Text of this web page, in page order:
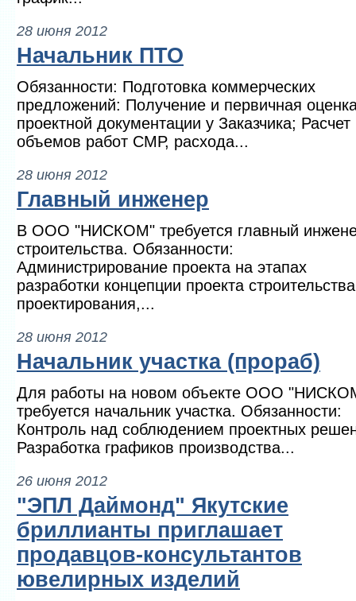
28 июня 2012
Начальник ПТО
Обязанности: Подготовка коммерческих
предложений: Получение и первичная
проектной документации у Заказчика; Расчет
объемов работ СМР, расхода...
28 июня 2012
Главный инженер
В ООО "НИСКОМ" требуется главный
строительства. Обязанности:
Администрирование проекта на этапах
разработки концепции проекта
проектирования,...
28 июня 2012
Начальник участка (прораб)
Для работы на новом объекте ООО
требуется начальник участка. Обязанности:
Контроль над соблюдением проектных
Разработка графиков производства...
26 июня 2012
"ЭПЛ Даймонд" Якутские
бриллианты приглашает
продавцов-консультантов
ювелирных изделий